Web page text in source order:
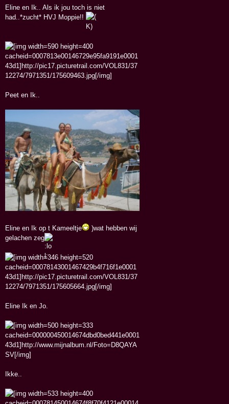
Eline en Ik.. Als ik jou toch is niet
had..*zucht* HVJ Moppie!!
Peet en Ik..
Eline en Ik op t Kameeltje
)wat hebben wij
gelachen zeg
Eline Ik en Jo.
Ikke..